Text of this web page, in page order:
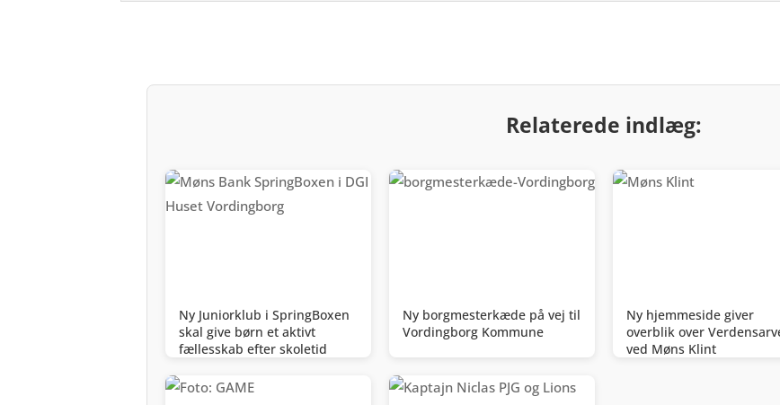
Relaterede indlæg:
Ny Juniorklub i SpringBoxen
skal give børn et aktivt
fællesskab efter skoletid
Ny borgmesterkæde på vej til
Vordingborg Kommune
Ny hjemmeside giver
overblik over
ved Møns Klint